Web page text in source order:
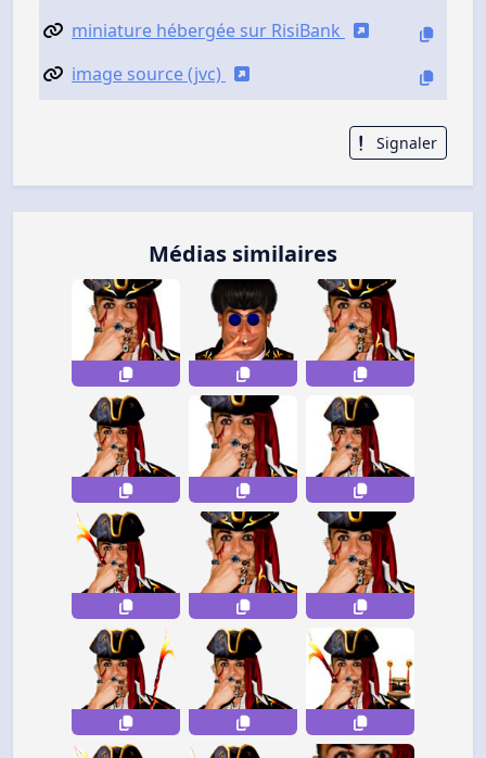
miniature hébergée sur RisiBank
image source (jvc)
Signaler
Médias similaires